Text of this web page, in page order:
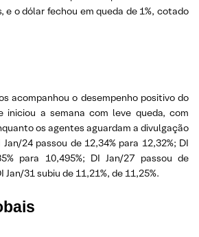
e o dólar fechou em queda de 1%, cotado
acompanhou o desempenho positivo do
iniciou a semana com leve queda, com
os agentes aguardam a divulgação
24 passou de 12,34% para 12,32%; DI
para 10,495%; DI Jan/27 passou de
Jan/31 subiu de 11,21%, de 11,25%.